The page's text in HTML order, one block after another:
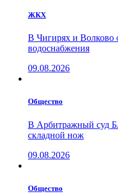
ЖКХ
В Чигирях и Волково
водоснабжения
09.08.2026
Общество
В Арбитражный суд
складной нож
09.08.2026
Общество